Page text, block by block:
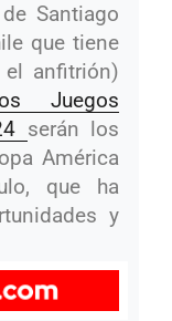
Santiago
que tiene
el anfitrión)
Juegos
serán los
América
que ha
y